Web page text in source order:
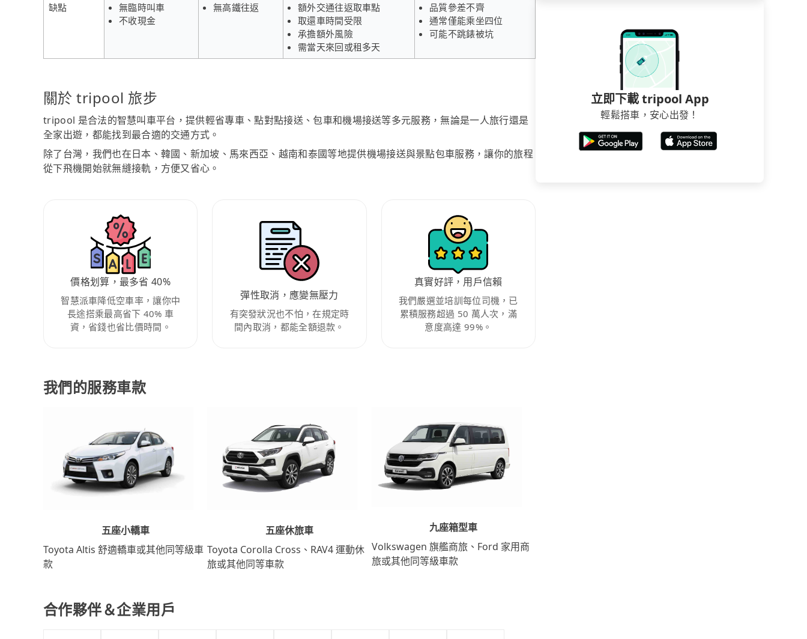
缺點
無臨時叫車
不收現金
無高鐵往返
額外交通往返取車點
取還車時間受限
承擔額外風險
需當天來回或租多天
品質參差不齊
通常僅能乘坐四位
可能不跳錶被坑
關於 tripool 旅步
tripool 是合法的智慧叫車平台，提供輕省專車、點對點接送、包車和機場接送等多元服務，無論是一人旅行還是
全家出遊，都能找到最合適的交通方式。
除了台灣，我們也在日本、韓國、新加坡、馬來西亞、越南和泰國等地提供機場接送與景點包車服務，讓你的旅程
從下飛機開始就無縫接軌，方便又省心。
價格划算，最多省 40%
智慧派車降低空車率，讓你中
長途搭乘最高省下 40% 車
資，省錢也省比價時間。
彈性取消，應變無壓力
有突發狀況也不怕，在規定時
間內取消，都能全額退款。
真實好評，用戶信賴
我們嚴選並培訓每位司機，已
累積服務超過 50 萬人次，滿
意度高達 99%。
我們的服務車款
五座小轎車
Toyota Altis 舒適轎車或其他同等級車
款
五座休旅車
Toyota Corolla Cross、RAV4 運動休
旅或其他同等車款
九座箱型車
Volkswagen 旗艦商旅、Ford 家用商
旅或其他同等級車款
合作夥伴＆企業用戶
立即下載 tripool App
輕鬆搭車，安心出發！